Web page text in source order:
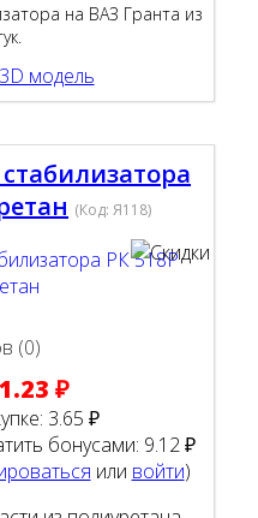
на ВАЗ Гранта из
модель
(Код:Я118)
(0)
₽
3.65 ₽
бонусами: 9.12 ₽
или войти)